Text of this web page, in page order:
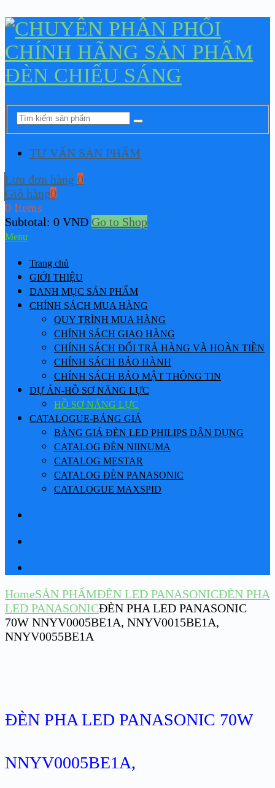
TƯ VẤN SẢN PHẨM
Lưu đơn hàng 0
Giỏ hàng0
0 Items
Subtotal: 0 VNĐ Go to Shop
Menu
Trang chủ
GIỚI THIỆU
DANH MỤC SẢN PHẨM
CHÍNH SÁCH MUA HÀNG
QUY TRÌNH MUA HÀNG
CHÍNH SÁCH GIAO HÀNG
CHÍNH SÁCH ĐỔI TRẢ HÀNG VÀ HOÀN TIỀN
CHÍNH SÁCH BẢO HÀNH
CHÍNH SÁCH BẢO MẬT THÔNG TIN
DỰ ÁN-HỒ SƠ NĂNG LỰC
HỒ SƠ NĂNG LỰC
CATALOGUE-BẢNG GIÁ
BẢNG GIÁ ĐÈN LED PHILIPS DÂN DỤNG
CATALOG ĐÈN NIINUMA
CATALOG MESTAR
CATALOG ĐÈN PANASONIC
CATALOGUE MAXSPID
HomeSẢN PHẨMĐÈN LED PANASONICĐÈN PHA
LED PANASONICĐÈN PHA LED PANASONIC
70W NNYV0005BE1A, NNYV0015BE1A,
NNYV0055BE1A
ĐÈN PHA LED PANASONIC 70W
NNYV0005BE1A,